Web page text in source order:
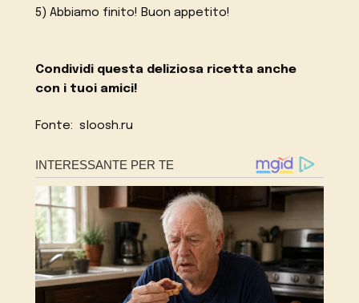
5) Abbiamo finito! Buon appetito!
Condividi questa deliziosa ricetta anche
con i tuoi amici!
Fonte: sloosh.ru